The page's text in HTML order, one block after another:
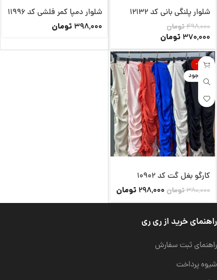
شلوار پلنگی بانی کد 12132
498,000تومان
370,000 تومان
شلوار دمپا کمر فلشی کد 11996
398,000 تومان
-22%
ناموجود
کارگو بغل گت کد 10902
380,000تومان 298,000 تومان
راهنمای خرید از ری ری
راهنمای ثبت سفارش
شیوه پرداخت